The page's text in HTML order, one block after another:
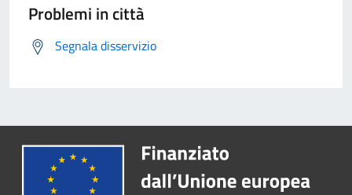
Problemi in città
Segnala disservizio